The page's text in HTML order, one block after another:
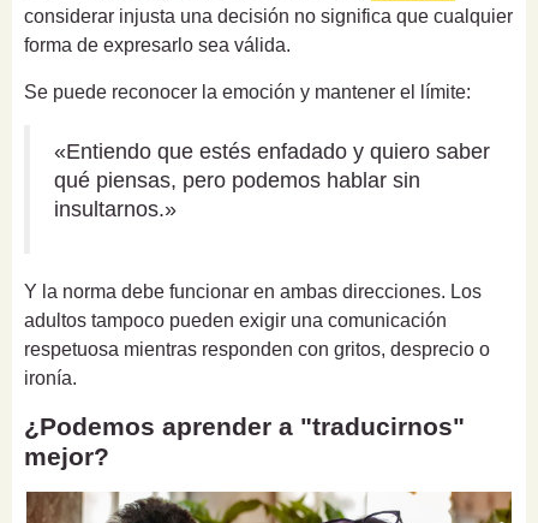
considerar injusta una decisión no significa que cualquier
forma de expresarlo sea válida.
Se puede reconocer la emoción y mantener el límite:
«Entiendo que estés enfadado y quiero saber
qué piensas, pero podemos hablar sin
insultarnos.»
Y la norma debe funcionar en ambas direcciones. Los
adultos tampoco pueden exigir una comunicación
respetuosa mientras responden con gritos, desprecio o
ironía.
¿Podemos aprender a "traducirnos"
mejor?